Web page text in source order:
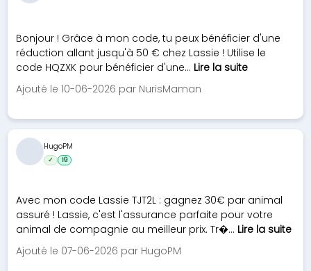
Bonjour ! Grâce à mon code, tu peux bénéficier d'une
réduction allant jusqu'à 50 € chez Lassie ! Utilise le
code HQZXK pour bénéficier d'une... Lire la suite
Ajouté le 10-06-2026 par NurisMaman
Avec mon code Lassie TJT2L : gagnez 30€ par animal
assuré ! Lassie, c'est l'assurance parfaite pour votre
animal de compagnie au meilleur prix. Tr�... Lire la suite
Ajouté le 07-06-2026 par HugoPM
HugoPM
✓ 19